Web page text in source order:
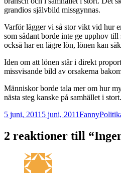
grandios självbild missgynnas.
Varför lägger vi så stor vikt vid hur
som sådant borde inte ge upphov
också har en lägre lön, lönen kan
Iden om att lönen står i direkt
missvisande bild av orsakerna
Människor borde tala mer om hur
nästa steg kanske på samhället i stort.
Postat
5 juni, 2011 5 juni, 2011Författare
FannyPolitik
2 reaktioner till